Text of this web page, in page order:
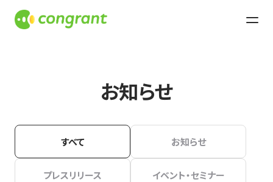
お知らせ
すべて お知らせ
プレスリリース イベント・セミナー